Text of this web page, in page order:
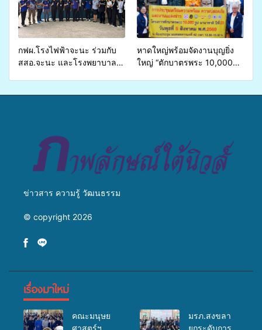
บริการสาธารณสุข ลดความ
เหลื่อมล้ำ ยกระดับคุณภาพ
ชีวิตประชาชนอย่างยั่งยืน
มหาวิทยาลัย
กฟผ.โรงไฟฟ้าจะนะ ร่วมกับ
สสอ.จะนะ และโรงพยาบาล
หาดใหญ่พร้อมจัดงานบุญยิ่ง
ใหญ่ “ตักบาตรพระ 10,000
ข่าวสาร ความรู้ วัฒนธรรม
© copyright 2026
เรื่องมาใหม่
คณะมนุษย
มรภ.สงขลา